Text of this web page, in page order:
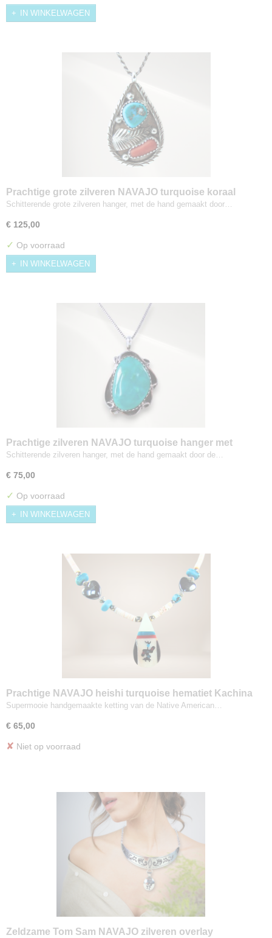
IN WINKELWAGEN
Prachtige grote zilveren NAVAJO turquoise koraal
hanger gesigneerd
Schitterende grote zilveren hanger, met de hand gemaakt door…
€ 125,00
✓ Op voorraad
IN WINKELWAGEN
Prachtige zilveren NAVAJO turquoise hanger met
ketting
Schitterende zilveren hanger, met de hand gemaakt door de…
€ 75,00
✓ Op voorraad
IN WINKELWAGEN
Prachtige NAVAJO heishi turquoise hematiet Kachina
ketting
Supermooie handgemaakte ketting van de Native American…
€ 65,00
✘ Niet op voorraad
Zeldzame Tom Sam NAVAJO zilveren overlay